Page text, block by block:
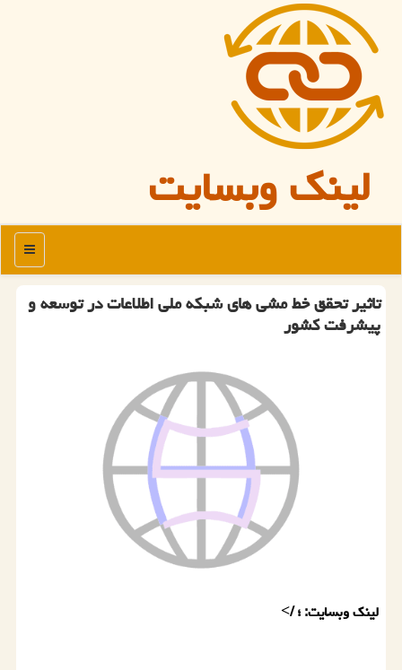
لینک وبسایت
منو
تاثیر تحقق خط مشی های شبكه ملی اطلاعات در توسعه و
پیشرفت كشور
لینك وبسایت: ؛ />